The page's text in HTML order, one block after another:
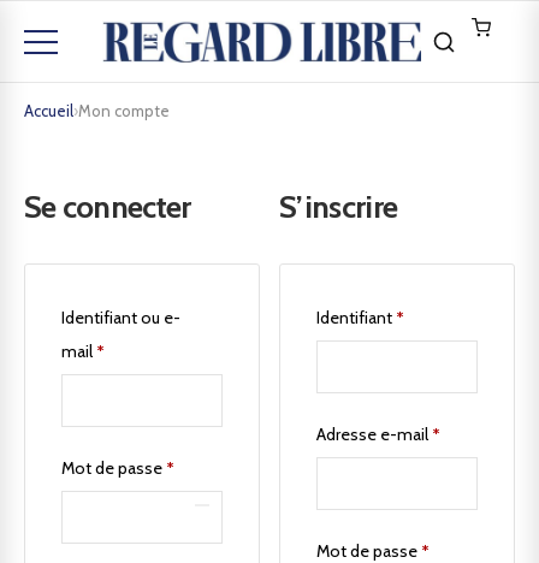
Accueil›Mon compte
Se connecter
Identifiant ou e-
mail *
Mot de passe *
S’inscrire
Identifiant *
Adresse e-mail *
Mot de passe *